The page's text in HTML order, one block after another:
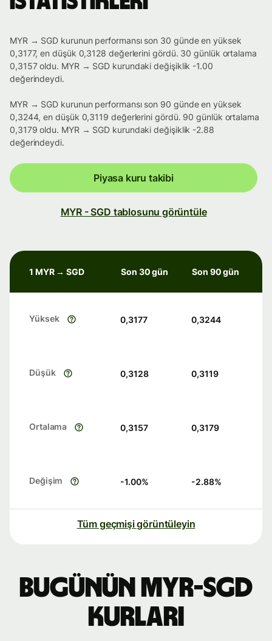
MYR → SGD kurunun performansı son 30 günde en yüksek
0,3177, en düşük 0,3128 değerlerini gördü. 30 günlük ortalama
0,3157 oldu. MYR → SGD kurundaki değişiklik -1.00
değerindeydi.
MYR → SGD kurunun performansı son 90 günde en yüksek
0,3244, en düşük 0,3119 değerlerini gördü. 90 günlük ortalama
0,3179 oldu. MYR → SGD kurundaki değişiklik -2.88
değerindeydi.
Piyasa kuru takibi
MYR - SGD tablosunu görüntüle
1 MYR → SGD Son 30 gün Son 90 gün
Yüksek 0,3177 0,3244
Düşük 0,3128 0,3119
Ortalama 0,3157 0,3179
Değişim -1.00% -2.88%
Tüm geçmişi görüntüleyin
Bugünün MYR-SGD
kurları